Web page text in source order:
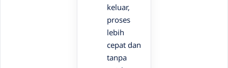
keluar,
proses
lebih
cepat dan
tanpa